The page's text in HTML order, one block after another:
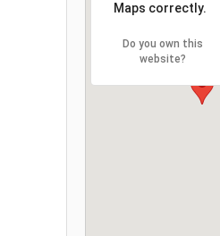
Maps correctly.
Do you own this
website?